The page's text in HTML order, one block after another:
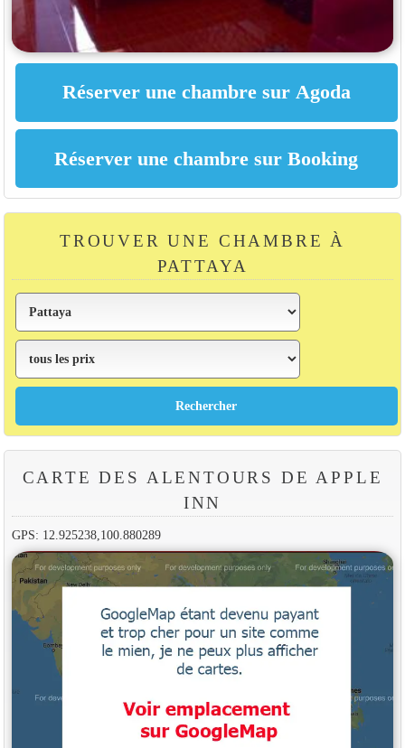
TROUVER UNE CHAMBRE À
PATTAYA
CARTE DES ALENTOURS DE APPLE
INN
GPS: 12.925238,100.880289